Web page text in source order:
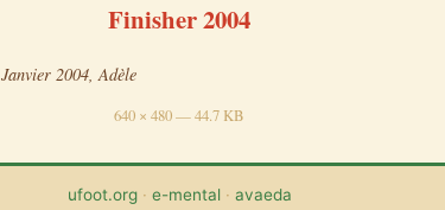
Finisher 2004
Janvier 2004, Adèle
640 × 480 — 44.7 KB
ufoot.org· e-mental· avaeda